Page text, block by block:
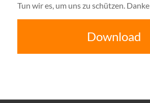
Tun wir es, um uns zu schützen. Danke
Download